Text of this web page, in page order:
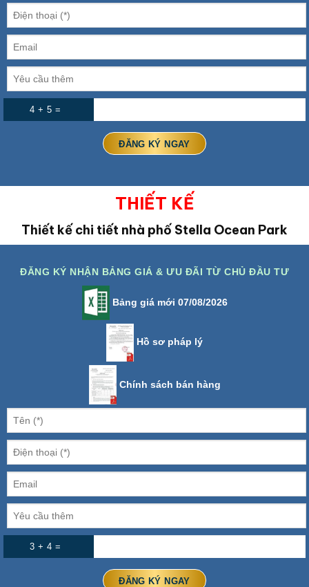
4 + 5 =
THIẾT KẾ
Thiết kế chi tiết nhà phố Stella Ocean Park
ĐĂNG KÝ NHẬN BẢNG GIÁ & ƯU ĐÃI TỪ CHỦ ĐẦU TƯ
Bảng giá mới 07/08/2026
Hồ sơ pháp lý
Chính sách bán hàng
3 + 4 =